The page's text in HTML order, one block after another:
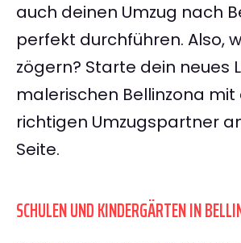
auch deinen Umzug nach
perfekt durchführen. Also,
zögern? Starte dein neues
malerischen Bellinzona
richtigen Umzugspartner
Seite.
SCHULEN UND KINDERGÄRTEN IN